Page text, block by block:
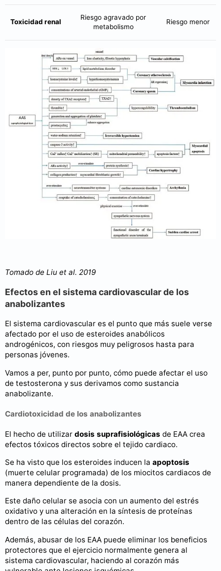
Toxicidad renal
Riesgo agravado por
metabolismo
Riesgo menor
Tomado de Liu et al. 2019
Efectos en el sistema cardiovascular de los
anabolizantes
El sistema cardiovascular es el punto que más suele verse
afectado por el uso de esteroides anabólicos
androgénicos, con riesgos muy peligrosos hasta para
personas jóvenes.
Vamos a per, punto por punto, cómo puede afectar el uso
de testosterona y sus derivamos como sustancia
anabolizante.
Cardiotoxicidad de los anabolizantes
El hecho de utilizar dosis suprafisiológicas de EAA crea
efectos tóxicos directos sobre el tejido cardiaco.
Se ha visto que los esteroides inducen la apoptosis
(muerte celular programada) de los miocitos cardiacos de
manera dependiente de la dosis.
Este daño celular se asocia con un aumento del estrés
oxidativo y una alteración en la síntesis de proteínas
dentro de las células del corazón.
Además, abusar de los EAA puede eliminar los beneficios
protectores que el ejercicio normalmente genera al
sistema cardiovascular, haciendo al corazón más